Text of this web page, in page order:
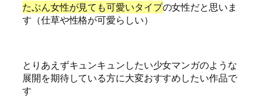
たぶん女性が見ても可愛いタイプの女性だと思いま
す（仕草や性格が可愛らしい）
とりあえずキュンキュンしたい少女マンガのような
展開を期待している方に大変おすすめしたい作品で
す